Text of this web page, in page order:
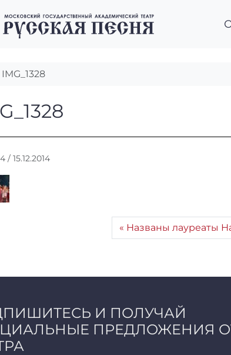
IMG_1328
/ 15.12.2014
i
n
Названы лауреаты
И ПОЛУЧАЙ
ПРЕДЛОЖЕНИЯ